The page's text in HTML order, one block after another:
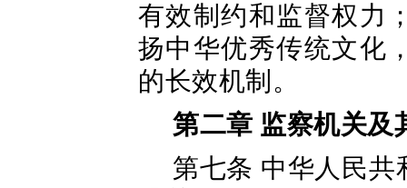
有效制约和监督权力
扬中华优秀传统文化
的长效机制。
第二章 监察机关及
第七条 中华人民